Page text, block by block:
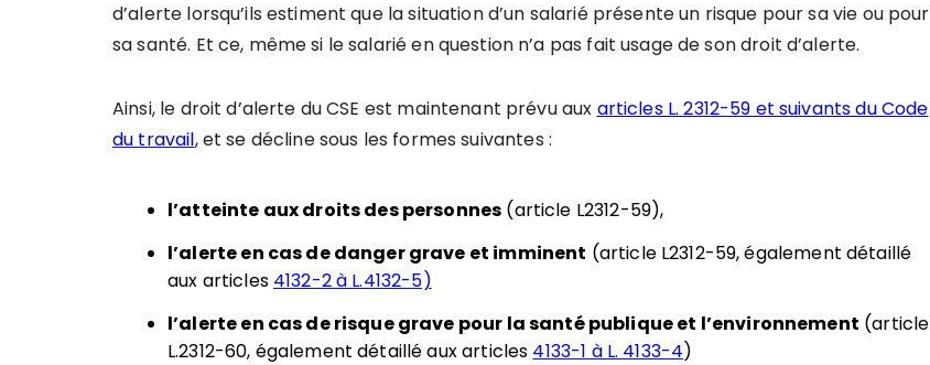
d’alerte lorsqu’ils estiment que la situation d’un salarié présente un risque pour sa vie ou pour
sa santé. Et ce, même si le salarié en question n’a pas fait usage de son droit d’alerte.
Ainsi, le droit d’alerte du CSE est maintenant prévu aux articles L. 2312-59 et suivants du Code
du travail, et se décline sous les formes suivantes :
l’atteinte aux droits des personnes (article L2312-59),
l’alerte en cas de danger grave et imminent (article L2312-59, également détaillé
aux articles 4132-2 à L.4132-5)
l’alerte en cas de risque grave pour la santé publique et l’environnement (article
L.2312-60, également détaillé aux articles 4133-1 à L. 4133-4)